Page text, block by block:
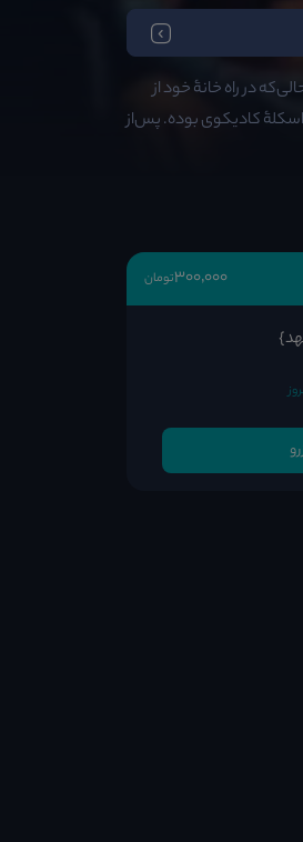
که حدود یک ماه قبل کودکی ۹ ساله به نام اریک درحالی‌که در راه خانۀ خود از
کادیکوی بوده. پس‌از
300٬000تومان